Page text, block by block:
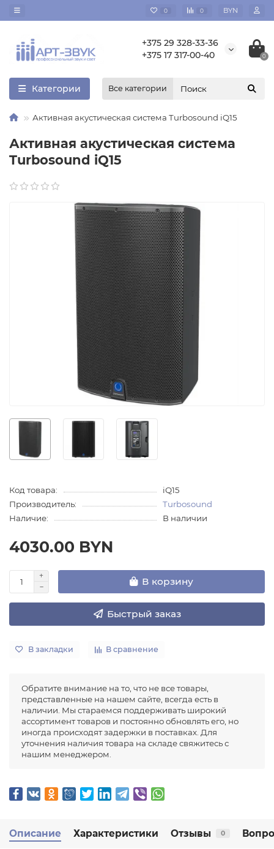
0 0 BYN
+375 29 328-33-36
+375 17 317-00-40
0
Категории Все категории
Активная акустическая система Turbosound iQ15
Активная акустическая система
Turbosound iQ15
Код товара:
iQ15
Производитель:
Turbosound
Наличие:
В наличии
4030.00 BYN
В корзину
Быстрый заказ
В закладки В сравнение
Обратите внимание на то, что не все товары,
представленные на нашем сайте, всегда есть в
наличии. Мы стараемся поддерживать широкий
ассортимент товаров и постоянно обновлять его, но
иногда происходят задержки в поставках. Для
уточнения наличия товара на складе свяжитесь с
нашим менеджером.
Описание Характеристики Отзывы 0